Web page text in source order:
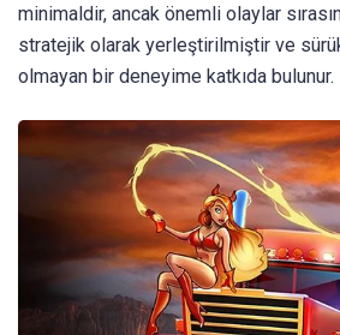
minimaldir, ancak önemli olaylar
stratejik olarak yerleştirilmiştir ve
olmayan bir deneyime katkıda bulunur.